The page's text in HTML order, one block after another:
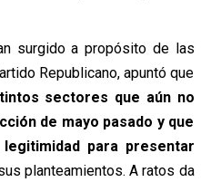
surgido a propósito de las
Republicano, apuntó que
sectores que aún no
de mayo pasado y que
para presentar
planteamientos. A ratos da